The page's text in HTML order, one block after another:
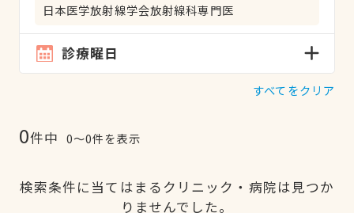
日本医学放射線学会放射線科専門医
診療曜日
すべてをクリア
0件中 0〜0件を表示
検索条件に当てはまるクリニック・病院は見つか
りませんでした。